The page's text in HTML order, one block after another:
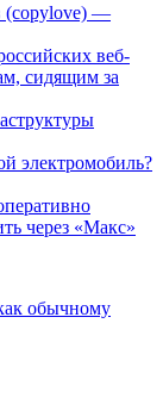
(copylove) —
веб-
сидящим за
электромобиль?
через «Макс»
обычному